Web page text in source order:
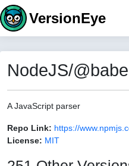
VersionEye
NodeJS/
A JavaScript parser
Repo Link: https://
License: MIT